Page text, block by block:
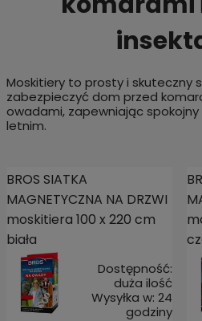
Moskitiery to prosty i skuteczny
zabezpieczyć dom przed
owadami, zapewniając
letnim.
BROS SIATKA
MAGNETYCZNA NA DRZWI
moskitiera 100 x 220 cm
biała
Dostępność:
duża ilość
Wysyłka w: 24
godziny